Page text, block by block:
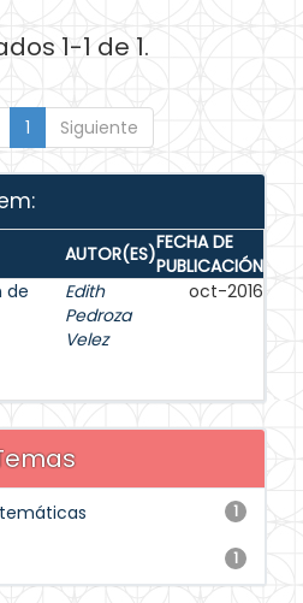
1-1 de 1.
1 Siguiente
AUTOR(ES)FECHA DE
PUBLICACIÓN
de
Edith
Pedroza
Velez
oct-2016
1
1